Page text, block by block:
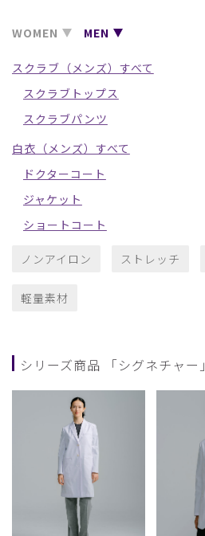
WOMEN MEN
スクラブ（メンズ）すべて
スクラブトップス
スクラブパンツ
白衣（メンズ）すべて
ドクターコート
ジャケット
ショートコート
ノンアイロン ストレッチ
軽量素材
シリーズ商品 「シグネチャー」